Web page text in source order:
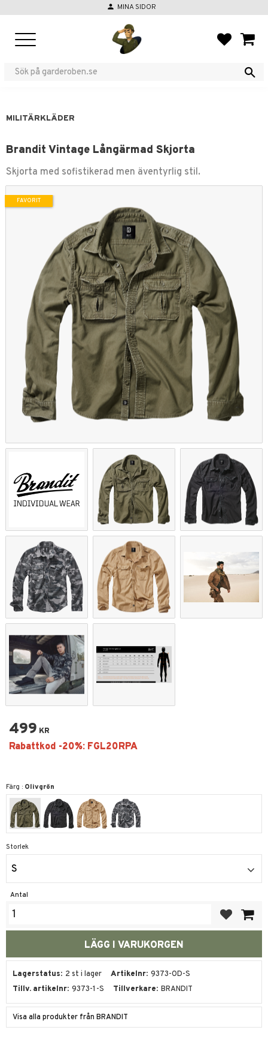
person MINA SIDOR
MILITÄRKLÄDER
Brandit Vintage Långärmad Skjorta
Skjorta med sofistikerad men äventyrlig stil.
FAVORIT
499 KR
Färg : Olivgrön
Storlek
S
Antal
Lagerstatus 2 st i lager Artikelnr 9373-OD-S
Tillv. artikelnr 9373-1-S Tillverkare BRANDIT
Visa alla produkter från BRANDIT